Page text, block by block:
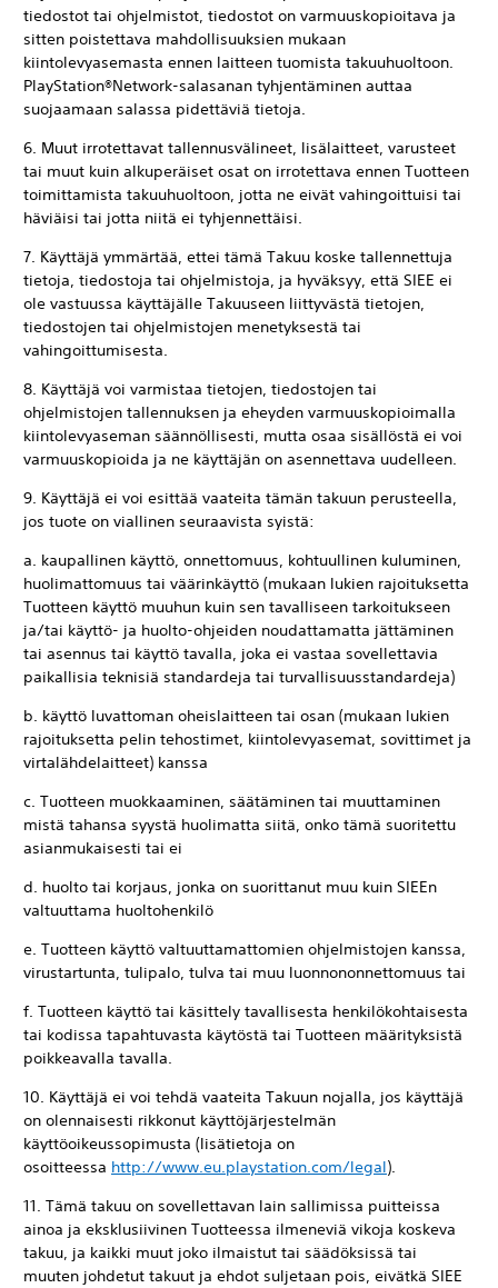
tiedostot tai ohjelmistot, tiedostot on varmuuskopioitava ja
sitten poistettava mahdollisuuksien mukaan
kiintolevyasemasta ennen laitteen tuomista takuuhuoltoon.
PlayStation®Network-salasanan tyhjentäminen auttaa
suojaamaan salassa pidettäviä tietoja.
6. Muut irrotettavat tallennusvälineet, lisälaitteet, varusteet
tai muut kuin alkuperäiset osat on irrotettava ennen Tuotteen
toimittamista takuuhuoltoon, jotta ne eivät vahingoittuisi tai
häviäisi tai jotta niitä ei tyhjennettäisi.
7. Käyttäjä ymmärtää, ettei tämä Takuu koske tallennettuja
tietoja, tiedostoja tai ohjelmistoja, ja hyväksyy, että SIEE ei
ole vastuussa käyttäjälle Takuuseen liittyvästä tietojen,
tiedostojen tai ohjelmistojen menetyksestä tai
vahingoittumisesta.
8. Käyttäjä voi varmistaa tietojen, tiedostojen tai
ohjelmistojen tallennuksen ja eheyden varmuuskopioimalla
kiintolevyaseman säännöllisesti, mutta osaa sisällöstä ei voi
varmuuskopioida ja ne käyttäjän on asennettava uudelleen.
9. Käyttäjä ei voi esittää vaateita tämän takuun perusteella,
jos tuote on viallinen seuraavista syistä:
a. kaupallinen käyttö, onnettomuus, kohtuullinen kuluminen,
huolimattomuus tai väärinkäyttö (mukaan lukien rajoituksetta
Tuotteen käyttö muuhun kuin sen tavalliseen tarkoitukseen
ja/tai käyttö- ja huolto-ohjeiden noudattamatta jättäminen
tai asennus tai käyttö tavalla, joka ei vastaa sovellettavia
paikallisia teknisiä standardeja tai turvallisuusstandardeja)
b. käyttö luvattoman oheislaitteen tai osan (mukaan lukien
rajoituksetta pelin tehostimet, kiintolevyasemat, sovittimet ja
virtalähdelaitteet) kanssa
c. Tuotteen muokkaaminen, säätäminen tai muuttaminen
mistä tahansa syystä huolimatta siitä, onko tämä suoritettu
asianmukaisesti tai ei
d. huolto tai korjaus, jonka on suorittanut muu kuin SIEEn
valtuuttama huoltohenkilö
e. Tuotteen käyttö valtuuttamattomien ohjelmistojen kanssa,
virustartunta, tulipalo, tulva tai muu luonnononnettomuus tai
f. Tuotteen käyttö tai käsittely tavallisesta henkilökohtaisesta
tai kodissa tapahtuvasta käytöstä tai Tuotteen määrityksistä
poikkeavalla tavalla.
10. Käyttäjä ei voi tehdä vaateita Takuun nojalla, jos käyttäjä
on olennaisesti rikkonut käyttöjärjestelmän
käyttöoikeussopimusta (lisätietoja on
osoitteessa http://www.eu.playstation.com/legal).
11. Tämä takuu on sovellettavan lain sallimissa puitteissa
ainoa ja eksklusiivinen Tuotteessa ilmeneviä vikoja koskeva
takuu, ja kaikki muut joko ilmaistut tai säädöksissä tai
muuten johdetut takuut ja ehdot suljetaan pois, eivätkä SIEE